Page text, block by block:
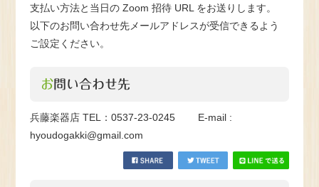
支払い方法と当日の Zoom 招待 URL をお送りします。
以下のお問い合わせ先メールアドレスが受信できるよう
ご設定ください。
お問い合わせ先
兵藤楽器店 TEL：0537-23-0245 E-mail :
hyoudogakki@gmail.com